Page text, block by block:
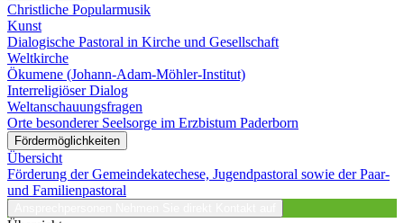
Christliche Popularmusik
Kunst
Dialogische Pastoral in Kirche und Gesellschaft
Weltkirche
Ökumene (Johann-Adam-Möhler-Institut)
Interreligiöser Dialog
Weltanschauungsfragen
Orte besonderer Seelsorge im Erzbistum Paderborn
Fördermöglichkeiten
Übersicht
Förderung der Gemeindekatechese, Jugendpastoral sowie der Paar-
und Familienpastoral